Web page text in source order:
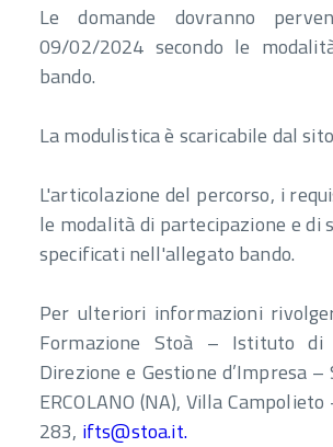
Le domande dovranno
09/02/2024 secondo le
bando.
La modulistica è scaricabile dal
L'articolazione del percorso, i
le modalità di partecipazione e di
specificati nell'allegato bando.
Per ulteriori informazioni
Formazione Stoà – Istituto
Direzione e Gestione d’Impresa –
ERCOLANO (NA), Villa
283, ifts@stoa.it.